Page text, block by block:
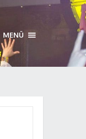
MENÜ TOGGLE